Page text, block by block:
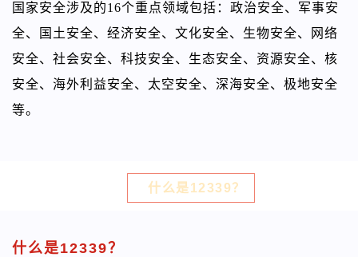
国家安全涉及的16个重点领域包括：政治安全、军事安
全、国土安全、经济安全、文化安全、生物安全、网络
安全、社会安全、科技安全、生态安全、资源安全、核
安全、海外利益安全、太空安全、深海安全、极地安全
等。
什么是12339？
什么是12339？